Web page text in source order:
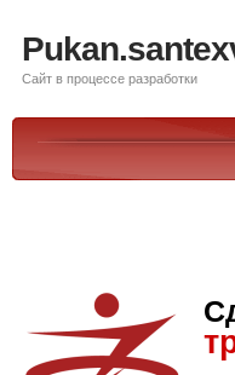
Сайт в процессе разработки